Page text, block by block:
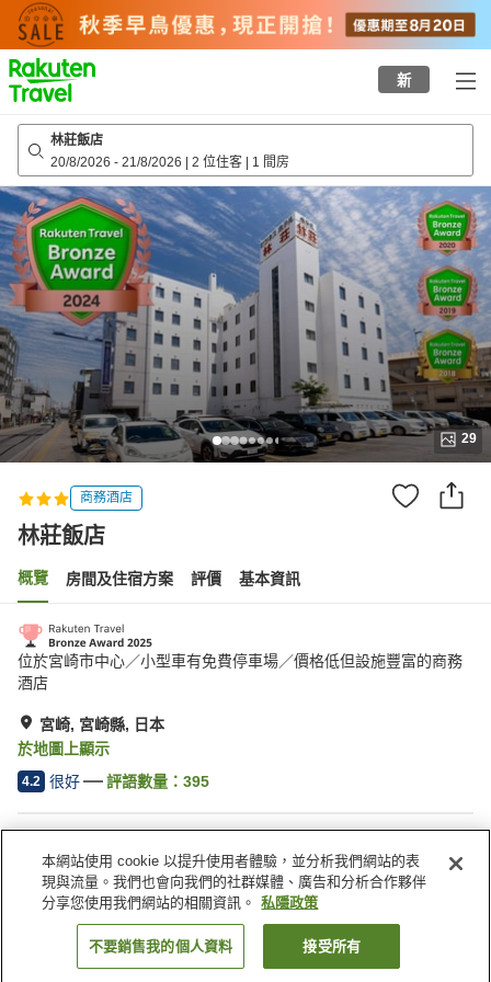
to
top
page
新
林莊飯店
20/8/2026 - 21/8/2026 | 2 位住客 | 1 間房
29
商務酒店
林莊飯店
概覽 房間及住宿方案 評價 基本資訊
位於宮崎市中心／小型車有免費停車場／價格低但設施豐富的商務
酒店
宮崎, 宮崎縣, 日本
於地圖上顯示
4.2 很好 評語數量： 395
停車場
水療/美容院
餐廳
自動販賣機
日本 宮崎縣 宮崎 林莊飯店
找客房
本網站使用 cookie 以提升使用者體驗，並分析我們網站的表
現與流量。我們也會向我們的社群媒體、廣告和分析合作夥伴
分享您使用我們網站的相關資訊。
私隱政策
不要銷售我的個人資料 接受所有